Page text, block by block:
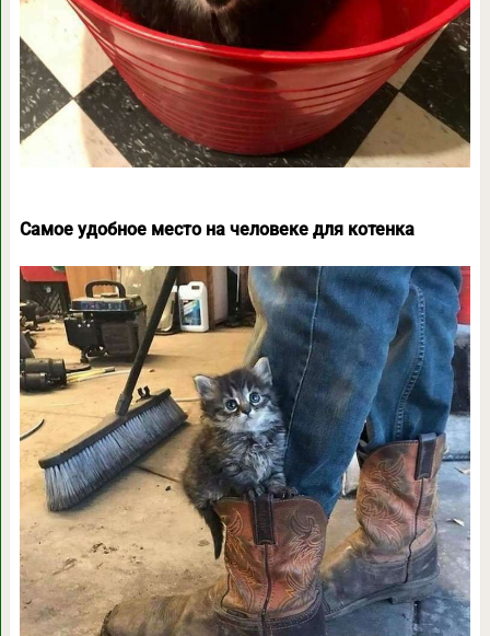
Самое удобное место на человеке для котенка